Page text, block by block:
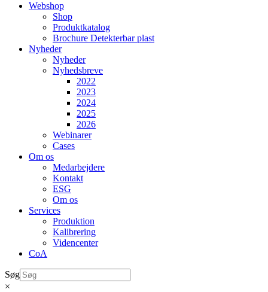
Webshop
Shop
Produktkatalog
Brochure Detekterbar plast
Nyheder
Nyheder
Nyhedsbreve
2022
2023
2024
2025
2026
Webinarer
Cases
Om os
Medarbejdere
Kontakt
ESG
Om os
Services
Produktion
Kalibrering
Videncenter
CoA
Søg
×